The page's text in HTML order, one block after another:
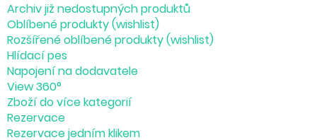
Archiv již nedostupných produktů
Oblíbené produkty (wishlist)
Rozšířené oblíbené produkty (wishlist)
Hlídací pes
Napojení na dodavatele
View 360°
Zboží do více kategorií
Rezervace
Rezervace jedním klikem